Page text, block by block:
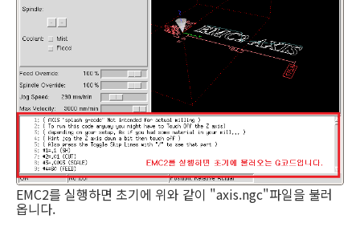
EMC2를 실행하면 초기에 위와 같이 "axis.ngc"파일을 불러
옵니다.